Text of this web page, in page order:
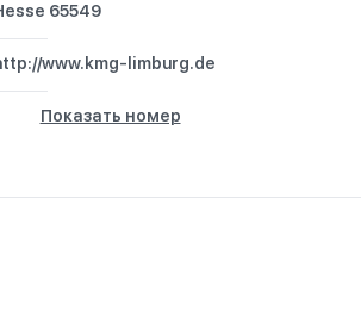
65549
www.kmg-limburg.de
Показать номер